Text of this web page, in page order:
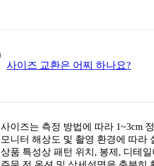
사이즈 교환은 어찌 하나요?
사이즈는 측정 방법에 따라 1~3cm
모니터 해상도 및 촬영 환경에 따라
상품 특성상 패턴 위치, 봉제, 디테